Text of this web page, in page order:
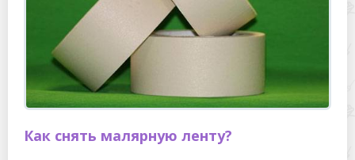
Как снять малярную ленту?